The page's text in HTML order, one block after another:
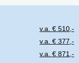
v.a. € 510,-
v.a. € 377,-
v.a. € 871,-